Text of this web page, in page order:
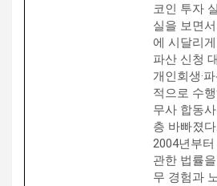
코인 투자
실을 보면
에 시달리
파산 신청
개인회생·
적으로 수
무사 합동
층 바빠졌
2004년부
관한 법률
무 경험과